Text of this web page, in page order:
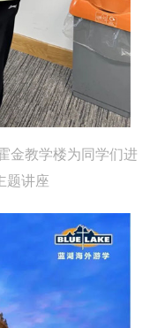
金教学楼为同学们进
题讲座